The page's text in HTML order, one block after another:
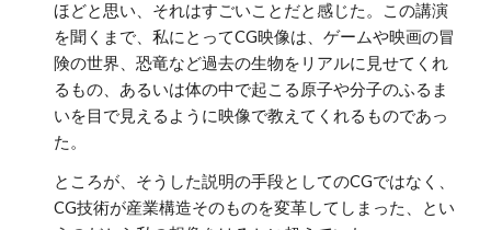
ほどと思い、それはすごいことだと感じた。この講演
を聞くまで、私にとってCG映像は、ゲームや映画の冒
険の世界、恐竜など過去の生物をリアルに見せてくれ
るもの、あるいは体の中で起こる原子や分子のふるま
いを目で見えるように映像で教えてくれるものであっ
た。
ところが、そうした説明の手段としてのCGではなく、
CG技術が産業構造そのものを変革してしまった、とい